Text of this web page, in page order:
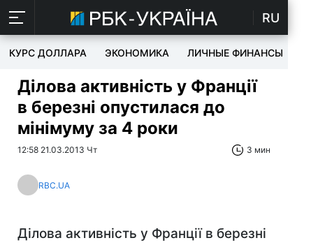
RU
КУРС ДОЛЛАРА ЭКОНОМИКА ЛИЧНЫЕ ФИНАНСЫ
Ділова активність у Франції
в березні опустилася до
мінімуму за 4 роки
12:58 21.03.2013 Чт 3 мин
RBC.UA
Ділова активність у Франції в березні